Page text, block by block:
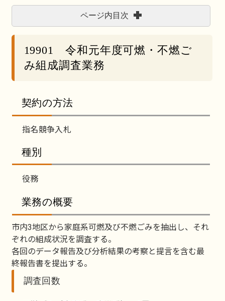
ページ内目次
19901 令和元年度可燃・不燃ご
み組成調査業務
契約の方法
指名競争入札
種別
役務
業務の概要
市内3地区から家庭系可燃及び不燃ごみを抽出し、それ
ぞれの組成状況を調査する。
各回のデータ報告及び分析結果の考察と提言を含む最
終報告書を提出する。
調査回数